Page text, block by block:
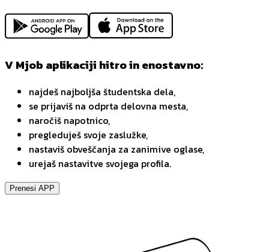
V Mjob aplikaciji hitro in enostavno:
najdeš najboljša študentska dela,
se prijaviš na odprta delovna mesta,
naročiš napotnico,
pregleduješ svoje zaslužke,
nastaviš obveščanja za zanimive oglase,
urejaš nastavitve svojega profila.
Prenesi APP